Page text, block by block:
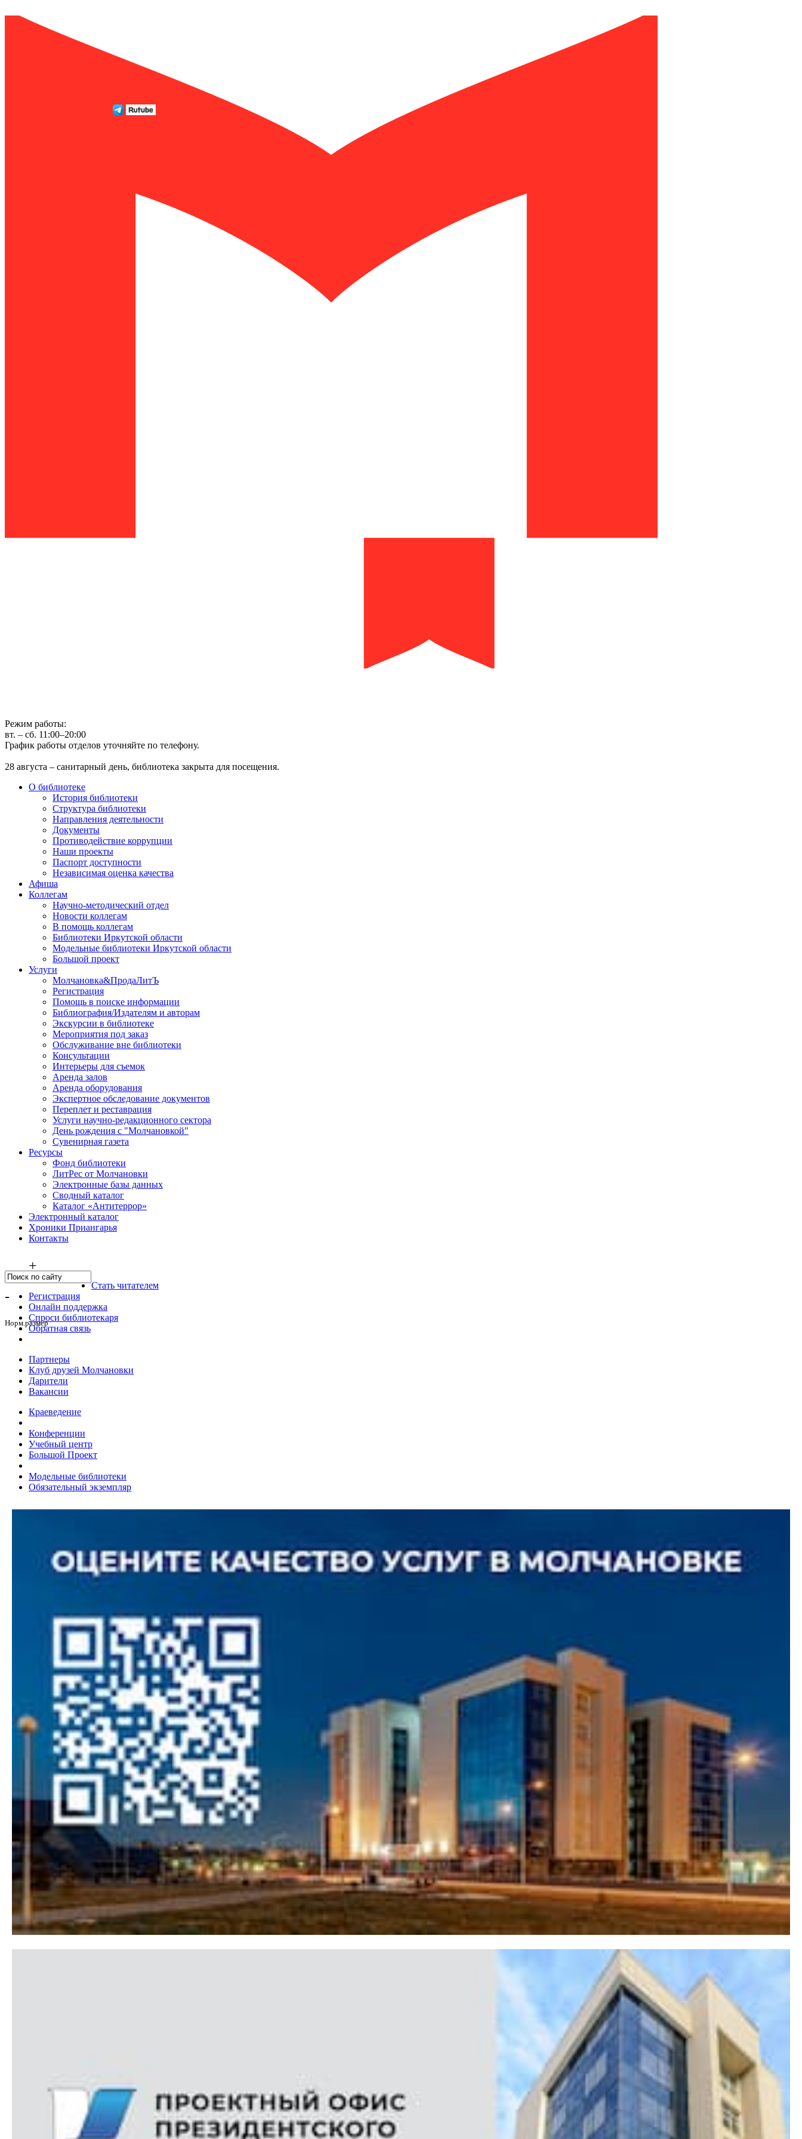
Режим работы:
вт. – сб. 11:00–20:00
График работы отделов уточняйте по телефону.
28 августа – санитарный день, библиотека закрыта для посещения.
О библиотеке
История библиотеки
Структура библиотеки
Направления деятельности
Документы
Противодействие коррупции
Наши проекты
Паспорт доступности
Независимая оценка качества
Афиша
Коллегам
Научно-методический отдел
Новости коллегам
В помощь коллегам
Библиотеки Иркутской области
Модельные библиотеки Иркутской области
Большой проект
Услуги
Молчановка&ПродаЛитЪ
Регистрация
Помощь в поиске информации
Библиография/Издателям и авторам
Экскурсии в библиотеке
Мероприятия под заказ
Обслуживание вне библиотеки
Консультации
Интерьеры для съемок
Аренда залов
Аренда оборудования
Экспертное обследование документов
Переплет и реставрация
Услуги научно-редакционного сектора
День рождения с "Молчановкой"
Сувенирная газета
Ресурсы
Фонд библиотеки
ЛитРес от Молчановки
Электронные базы данных
Сводный каталог
Каталог «Антитеррор»
Электронный каталог
Хроники Приангарья
Контакты
+
-
Норм.размер
Стать читателем
Регистрация
Онлайн поддержка
Спроси библиотекаря
Обратная связь
Партнеры
Клуб друзей Молчановки
Дарители
Вакансии
Краеведение
Конференции
Учебный центр
Большой Проект
Модельные библиотеки
Обязательный экземпляр